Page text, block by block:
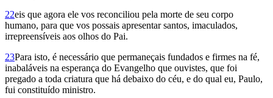
22eis que agora ele vos reconciliou pela morte de seu corpo
humano, para que vos possais apresentar santos, imaculados,
irrepreensíveis aos olhos do Pai.
23Para isto, é necessário que permaneçais fundados e firmes na fé,
inabaláveis na esperança do Evangelho que ouvistes, que foi
pregado a toda criatura que há debaixo do céu, e do qual eu, Paulo,
fui constituído ministro.